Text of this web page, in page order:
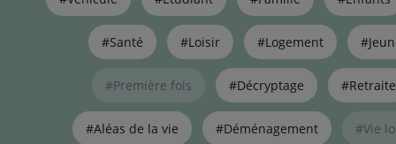
de
thématiques
#Santé #Loisir #Logement
#Première fois #Décryptage #Retraite
#Aléas de la vie #Déménagement #Vie